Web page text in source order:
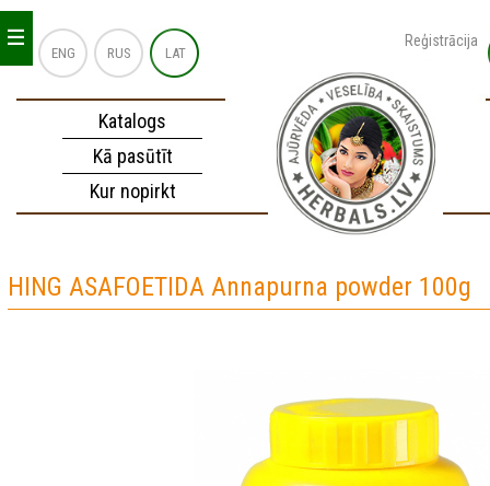
ENG RUS LAT
Reģistrācija
Katalogs
Kā pasūtīt
Kur nopirkt
_
_
_
HING ASAFOETIDA Annapurna powder 100g